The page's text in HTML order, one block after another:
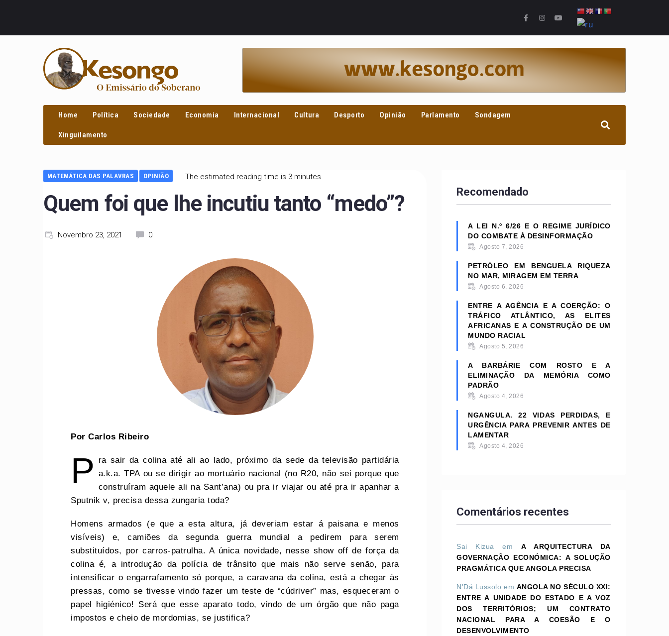
Home Política Sociedade Economia Internacional Cultura Desporto Opinião Parlamento Sondagem
Xinguilamento
MATEMÁTICA DAS PALAVRAS OPINIÃO The estimated reading time is 3 minutes
Quem foi que lhe incutiu tanto “medo”?
Novembro 23, 2021 0
Por Carlos Ribeiro
P
ra sair da colina até ali ao lado, próximo da sede da televisão partidária
a.k.a. TPA ou se dirigir ao mortuário nacional (no R20, não sei porque que
construíram aquele ali na Sant’ana) ou pra ir viajar ou até pra ir apanhar a
Sputnik v, precisa dessa zungaria toda?
Homens armados (e que a esta altura, já deveriam estar á paisana e menos
visíveis) e, camiões da segunda guerra mundial a pedirem para serem
substituídos, por carros-patrulha. A única novidade, nesse show off de força da
colina é, a introdução da polícia de trânsito que mais não serve senão, para
intensificar o engarrafamento só porque, a caravana da colina, está a chegar às
pressas, como se tivesse vindo fazer um teste de “cúdriver” mas, esqueceram o
papel higiénico! Será que esse aparato todo, vindo de um órgão que não paga
impostos e cheio de mordomias, se justifica?
Recomendado
A LEI N.º 6/26 E O REGIME JURÍDICO
DO COMBATE À DESINFORMAÇÃO
Agosto 7, 2026
PETRÓLEO EM BENGUELA RIQUEZA
NO MAR, MIRAGEM EM TERRA
Agosto 6, 2026
ENTRE A AGÊNCIA E A COERÇÃO: O
TRÁFICO ATLÂNTICO, AS ELITES
AFRICANAS E A CONSTRUÇÃO DE UM
MUNDO RACIAL
Agosto 5, 2026
A BARBÁRIE COM ROSTO E A
ELIMINAÇÃO DA MEMÓRIA COMO
PADRÃO
Agosto 4, 2026
NGANGULA. 22 VIDAS PERDIDAS, E
URGÊNCIA PARA PREVENIR ANTES DE
LAMENTAR
Agosto 4, 2026
Comentários recentes
Sai Kizua emA ARQUITECTURA DA
GOVERNAÇÃO ECONÓMICA: A SOLUÇÃO
PRAGMÁTICA QUE ANGOLA PRECISA
N'Dá Lussolo em ANGOLA NO SÉCULO XXI:
ENTRE A UNIDADE DO ESTADO E A VOZ
DOS TERRITÓRIOS; UM CONTRATO
NACIONAL PARA A COESÃO E O
DESENVOLVIMENTO
PROCURAR